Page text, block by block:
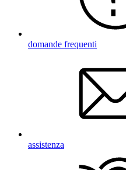
domande frequenti
assistenza